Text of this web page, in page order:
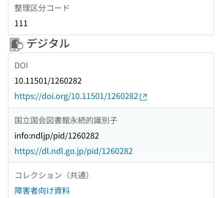
整理区分コード
111
デジタル
DOI
10.11501/1260282
https://doi.org/10.11501/1260282
国立国会図書館永続的識別子
info:ndljp/pid/1260282
https://dl.ndl.go.jp/pid/1260282
コレクション（共通）
障害者向け資料